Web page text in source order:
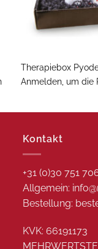
Therapiebox
Anmelden, um die
Kontakt
+31 (0)30 751
Allgemein:
Bestellung:
KVK: 66191173